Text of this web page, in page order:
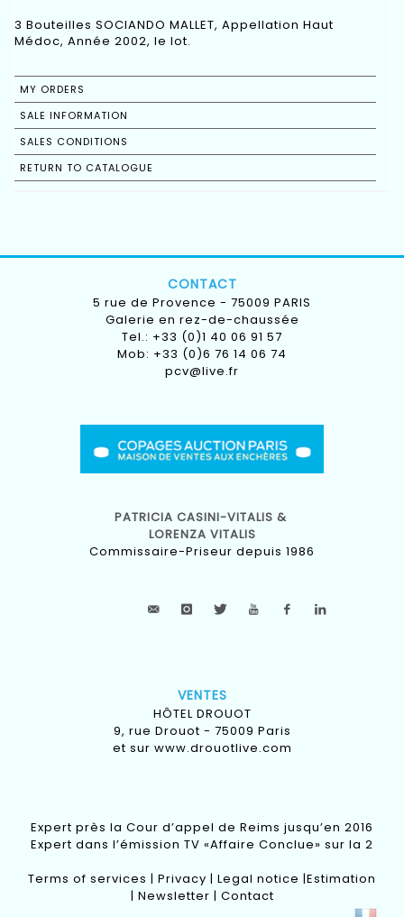
3 Bouteilles SOCIANDO MALLET, Appellation Haut
Médoc, Année 2002, le lot.
MY ORDERS
SALE INFORMATION
SALES CONDITIONS
RETURN TO CATALOGUE
CONTACT
5 rue de Provence - 75009 PARIS
Galerie en rez-de-chaussée
Tel.: +33 (0)1 40 06 91 57
Mob: +33 (0)6 76 14 06 74
pcv@live.fr
PATRICIA CASINI-VITALIS &
LORENZA VITALIS
Commissaire-Priseur depuis 1986
VENTES
HÔTEL DROUOT
9, rue Drouot - 75009 Paris
et sur www.drouotlive.com
Expert près la Cour d’appel de Reims jusqu’en 2016
Expert dans l’émission TV «Affaire Conclue» sur la 2
Terms of services | Privacy | Legal notice |Estimation
| Newsletter | Contact